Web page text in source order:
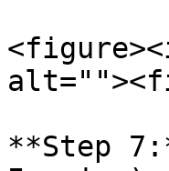
**Step